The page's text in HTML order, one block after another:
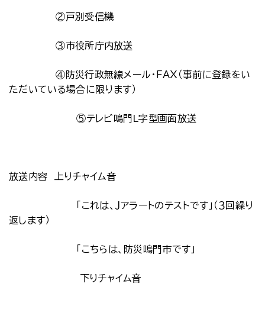
②戸別受信機
③市役所庁内放送
④防災行政無線メール・ＦＡＸ（事前に登録をい
ただいている場合に限ります）
⑤テレビ鳴門L字型画面放送
放送内容 上りチャイム音
「これは、Ｊアラートのテストです」（３回繰り
返します）
「こちらは、防災鳴門市です」
下りチャイム音